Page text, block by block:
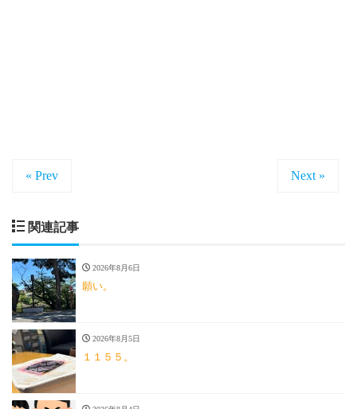
« Prev Next »
関連記事
2026年8月6日
願い。
2026年8月5日
１１５５。